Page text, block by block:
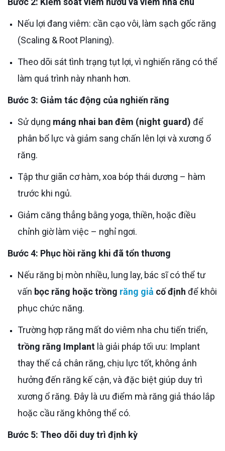
Nếu lợi đang viêm: cần cạo vôi, làm sạch gốc răng
(Scaling & Root Planing).
Theo dõi sát tình trạng tụt lợi, vì nghiến răng có thể
làm quá trình này nhanh hơn.
Bước 3: Giảm tác động của nghiến răng
Sử dụng máng nhai ban đêm (night guard) để
phân bổ lực và giảm sang chấn lên lợi và xương ổ
răng.
Tập thư giãn cơ hàm, xoa bóp thái dương – hàm
trước khi ngủ.
Giảm căng thẳng bằng yoga, thiền, hoặc điều
chỉnh giờ làm việc – nghỉ ngơi.
Bước 4: Phục hồi răng khi đã tổn thương
Nếu răng bị mòn nhiều, lung lay, bác sĩ có thể tư
vấn bọc răng hoặc trồng răng giả cố định để khôi
phục chức năng.
Trường hợp răng mất do viêm nha chu tiến triển,
trồng răng Implant là giải pháp tối ưu: Implant
thay thế cả chân răng, chịu lực tốt, không ảnh
hưởng đến răng kế cận, và đặc biệt giúp duy trì
xương ổ răng. Đây là ưu điểm mà răng giả tháo lắp
hoặc cầu răng không thể có.
Bước 5: Theo dõi duy trì định kỳ